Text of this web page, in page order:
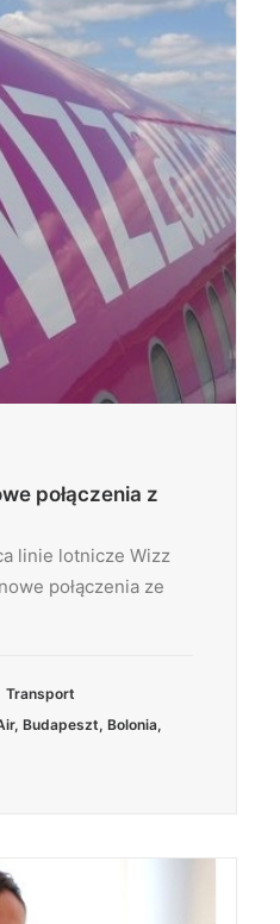
połączenia z
linie lotnicze Wizz
połączenia ze
Transport
, Budapeszt, Bolonia,